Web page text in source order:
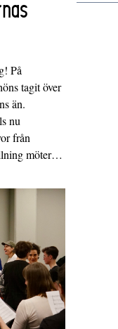
På
tagit över
än.
nu
från
möter…